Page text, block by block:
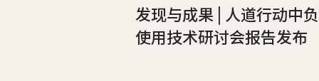
发现与成果 | 人道行动中
使用技术研讨会报告发布